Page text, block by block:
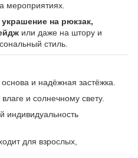
мероприятиях.
украшение на рюкзак,
или даже на штору и
стиль.
и надёжная застёжка.
и солнечному свету.
индивидуальность
для взрослых,